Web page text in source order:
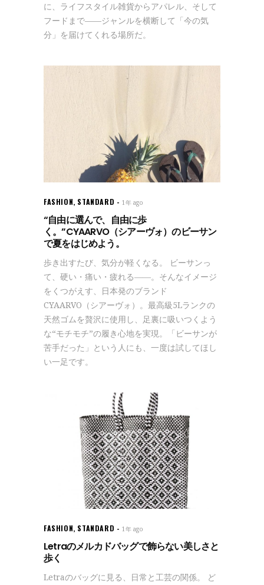
に、ライフスタイル雑貨からアパレル、そして
フードまで——ジャンルを横断して「今の気
分」を届けてくれる場所だ。
FASHION, STANDARD 1年 ago
“自由に選んで、自由に歩
く。”CYAARVO（シアーヴォ）のビーサン
で夏をはじめよう。
歩き出すたび、気分が軽くなる。 ビーサンっ
て、硬い・痛い・疲れる――。そんなイメージ
をくつがえす、日本発のブランド
CYAARVO（シアーヴォ）。最高級5Lランクの
天然ゴムを贅沢に使用し、足裏に吸いつくよう
な“モチモチ”の履き心地を実現。「ビーサンが
苦手だった」という人にも、一度は試してほし
い一足です。
FASHION, STANDARD 1年 ago
Letraのメルカドバッグで飾らない美しさと
歩く
Letraのバッグに見る、日常と工芸の関係。 ど